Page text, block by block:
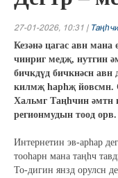
27-01-2026, 10:31 |
Кезәнә цагас авн
чинриг медҗ, нутгин
бичкдүд бичкнәсн авн
килмҗ һарһҗ йовсмн.
Хальмг Таңһчин әмтн
регионмудын тоод орв.
Интернетин эв-арһар
тооһарн мана таңһч
То-дигин янзд орулсн